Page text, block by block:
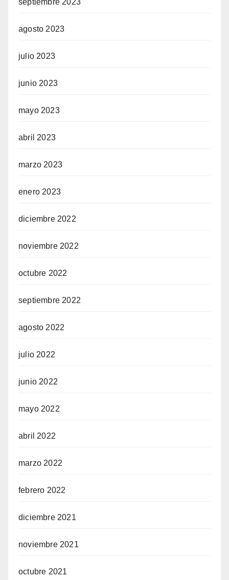
agosto 2023
julio 2023
junio 2023
mayo 2023
abril 2023
marzo 2023
enero 2023
diciembre 2022
noviembre 2022
octubre 2022
septiembre 2022
agosto 2022
julio 2022
junio 2022
mayo 2022
abril 2022
marzo 2022
febrero 2022
diciembre 2021
noviembre 2021
octubre 2021